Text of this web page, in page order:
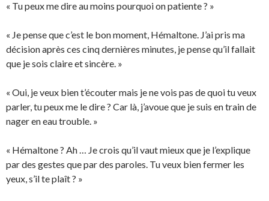
« Tu peux me dire au moins pourquoi on patiente ? »
« Je pense que c’est le bon moment, Hémaltone. J’ai pris ma
décision après ces cinq dernières minutes, je pense qu’il fallait
que je sois claire et sincère. »
« Oui, je veux bien t’écouter mais je ne vois pas de quoi tu veux
parler, tu peux me le dire ? Car là, j’avoue que je suis en train de
nager en eau trouble. »
« Hémaltone ? Ah … Je crois qu’il vaut mieux que je l’explique
par des gestes que par des paroles. Tu veux bien fermer les
yeux, s’il te plaît ? »